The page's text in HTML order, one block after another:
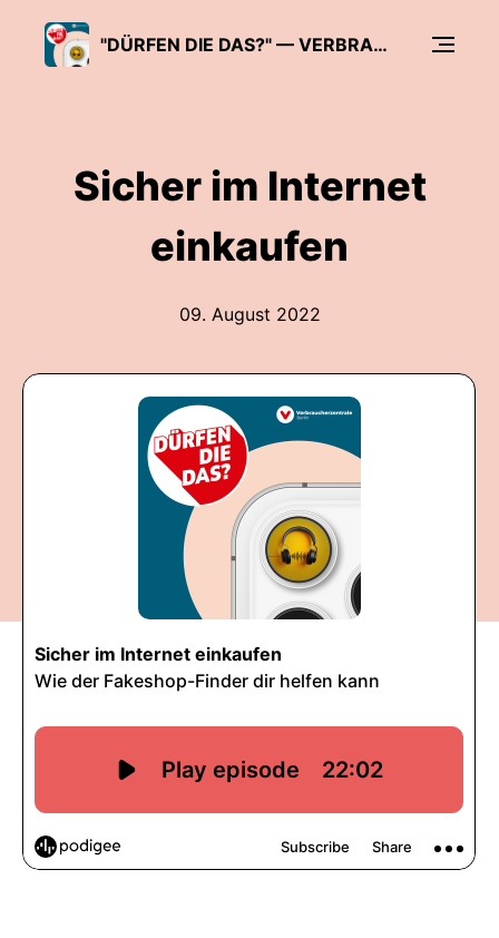
"DÜRFEN DIE DAS?" — VERBRAUCHERSCHUTZ IN ALLER TIEFE
Sicher im Internet
einkaufen
09. August 2022